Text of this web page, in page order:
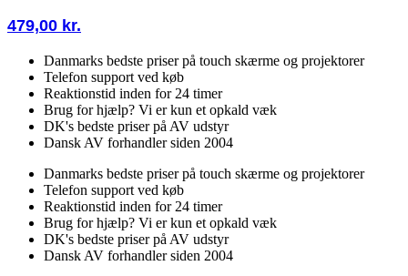
479,00 kr.
Danmarks bedste priser på touch skærme og projektorer
Telefon support ved køb
Reaktionstid inden for 24 timer
Brug for hjælp? Vi er kun et opkald væk
DK's bedste priser på AV udstyr
Dansk AV forhandler siden 2004
Danmarks bedste priser på touch skærme og projektorer
Telefon support ved køb
Reaktionstid inden for 24 timer
Brug for hjælp? Vi er kun et opkald væk
DK's bedste priser på AV udstyr
Dansk AV forhandler siden 2004